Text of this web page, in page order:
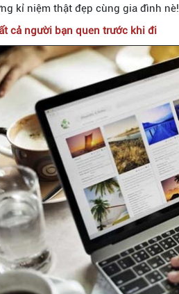
kỉ niệm thật đẹp cùng gia đình nè!
cả người bạn quen trước khi đi